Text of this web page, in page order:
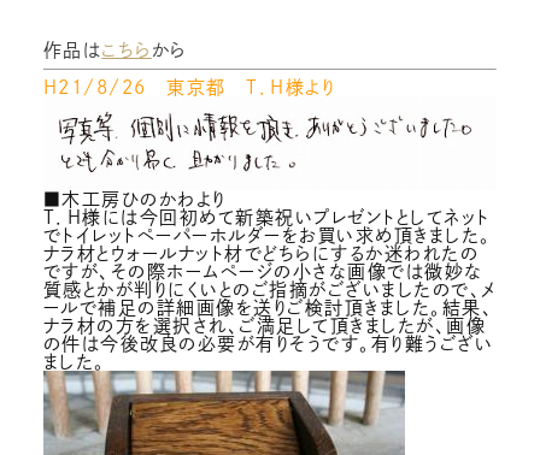
作品は こちら から
H２１/８/２６ 東京都 T．H様より
■木工房ひのかわより
T．H様には今回初めて新築祝いプレゼントとしてネット
でトイレットペーパーホルダーをお買い求め頂きました。
ナラ材とウォールナット材でどちらにするか迷われたの
ですが、その際ホームページの小さな画像では微妙な
質感とかが判りにくいとのご指摘がございましたので、メ
ールで補足の詳細画像を送りご検討頂きました。結果、
ナラ材の方を選択され、ご満足して頂きましたが、画像
の件は今後改良の必要が有りそうです。有り難うござい
ました。